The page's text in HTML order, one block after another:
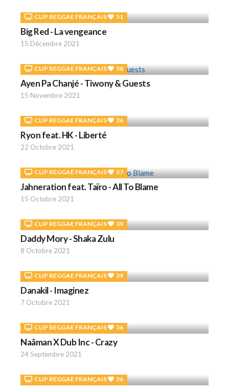
CLIP REGGAE FRANÇAIS 51
Big Red - La vengeance
15 Décembre 2021
CLIP REGGAE FRANÇAIS 38
Ayen Pa Chanjé - Tiwony & Guests
15 Novembre 2021
CLIP REGGAE FRANÇAIS 36
Ryon feat. HK - Liberté
22 Octobre 2021
CLIP REGGAE FRANÇAIS 37
Jahneration feat. Taïro - All To Blame
15 Octobre 2021
CLIP REGGAE FRANÇAIS 39
Daddy Mory - Shaka Zulu
8 Octobre 2021
CLIP REGGAE FRANÇAIS 39
Danakil - Imaginez
7 Octobre 2021
CLIP REGGAE FRANÇAIS 36
Naâman X Dub Inc - Crazy
24 Septembre 2021
CLIP REGGAE FRANÇAIS 36